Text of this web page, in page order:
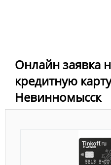
Онлайн заявка
кредитную
Невинномысск